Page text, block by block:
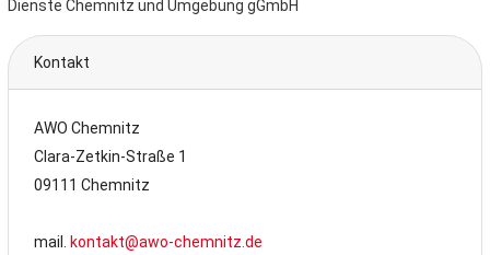
Kontakt
AWO Chemnitz
Clara-Zetkin-Straße 1
09111 Chemnitz
mail. kontakt@awo-chemnitz.de